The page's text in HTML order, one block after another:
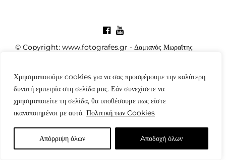
Χρησιμοποιούμε cookies για να σας προσφέρουμε την καλύτερη
δυνατή εμπειρία στη σελίδα μας. Εάν συνεχίσετε να
χρησιμοποιείτε τη σελίδα, θα υποθέσουμε πως είστε
ικανοποιημένοι με αυτό. Πολιτική των Cookies
Απόρριψη όλων Aποδοχή όλων
© Copyright: www.fotografes.gr - Δαμιανός Μωραΐτης